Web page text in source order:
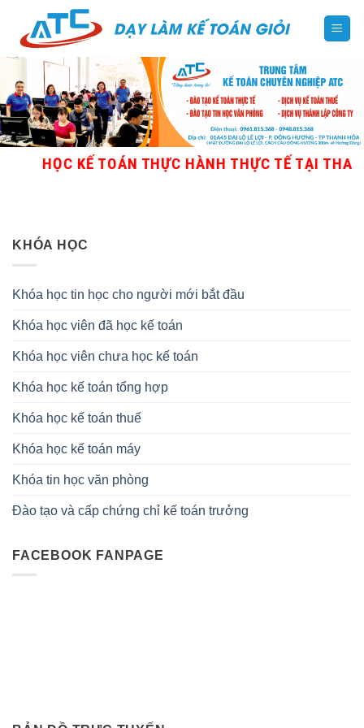
content
HỌC KẾ TOÁN THỰC HÀNH THỰC TẾ TẠI
KHÓA HỌC
Khóa học tin học cho người mới bắt đầu
Khóa học viên đã học kế toán
Khóa học viên chưa học kế toán
Khóa học kế toán tổng hợp
Khóa học kế toán thuế
Khóa học kế toán máy
Khóa tin học văn phòng
Đào tạo và cấp chứng chỉ kế toán trưởng
FACEBOOK FANPAGE